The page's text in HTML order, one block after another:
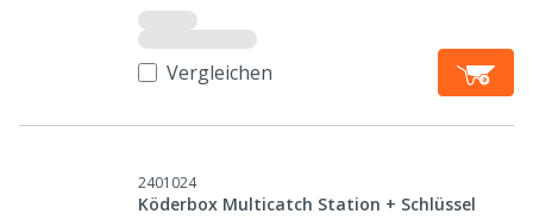
Vergleichen
2401024
Köderbox Multicatch Station + Schlüssel